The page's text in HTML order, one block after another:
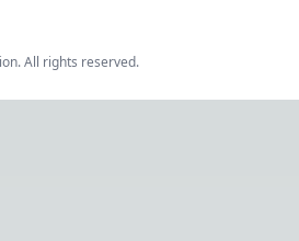
All rights reserved.